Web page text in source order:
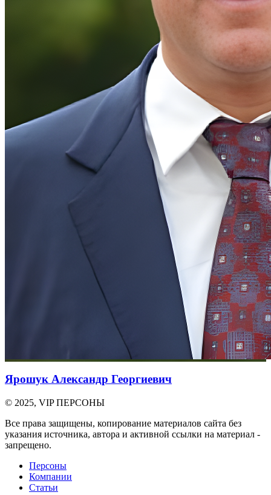
Ярошук Александр Георгиевич
© 2025, VIP ПЕРСОНЫ
Все права защищены, копирование материалов сайта без
указания источника, автора и активной ссылки на материал -
запрещено.
Персоны
Компании
Статьи